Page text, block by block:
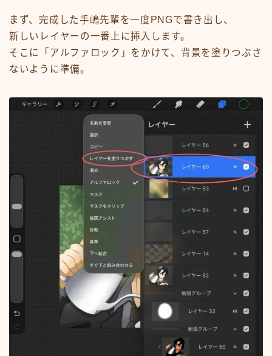
まず、完成した手嶋先輩を一度PNGで書き出し、
新しいレイヤーの一番上に挿入します。
そこに「アルファロック」をかけて、背景を塗りつぶさ
ないように準備。